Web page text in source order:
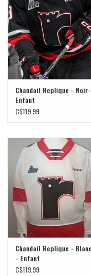
Liquidation
Chandail Replique - Noir-
Enfant
C$119.99
Chandail Replique - Blanc
- Enfant
C$119.99